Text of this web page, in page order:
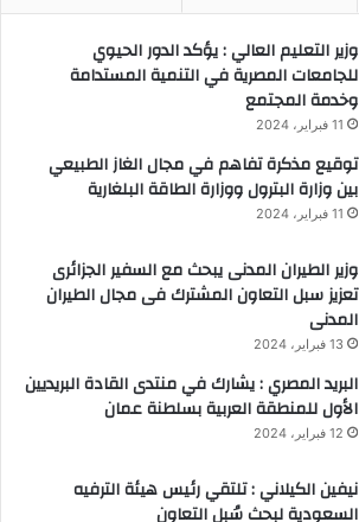
وزير التعليم العالي : يؤكد الدور الحيوي
للجامعات المصرية في التنمية المستدامة
وخدمة المجتمع
11 فبراير، 2024
توقيع مذكرة تفاهم في مجال الغاز الطبيعي
بين وزارة البترول ووزارة الطاقة البلغارية
11 فبراير، 2024
وزير الطيران المدنى يبحث مع السفير الجزائرى
تعزيز سبل التعاون المشترك فى مجال الطيران
المدنى
13 فبراير، 2024
البريد المصري : يشارك في منتدى القادة البريديين
الأول للمنطقة العربية بسلطنة عمان
12 فبراير، 2024
نيفين الكيلاني : تلتقي رئيس هيئة الترفيه
السعودية لبحث سُبل التعاون